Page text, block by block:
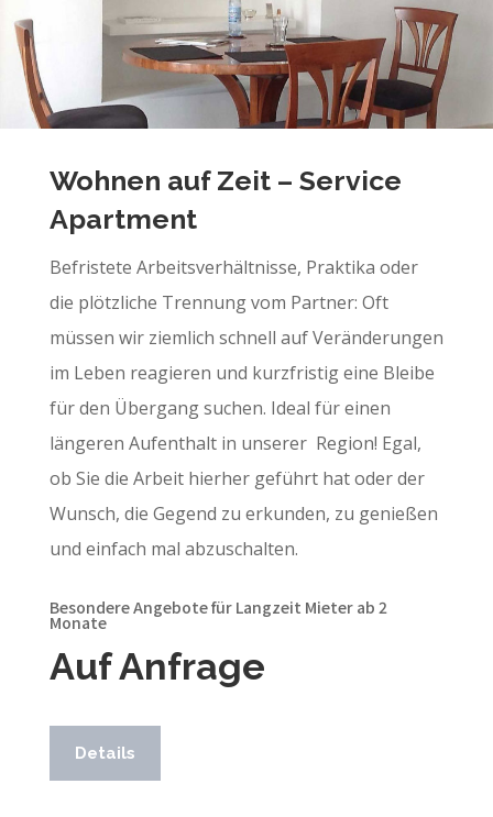
Wohnen auf Zeit – Service
Apartment
Befristete Arbeitsverhältnisse, Praktika oder
die plötzliche Trennung vom Partner: Oft
müssen wir ziemlich schnell auf Veränderungen
im Leben reagieren und kurzfristig eine Bleibe
für den Übergang suchen. Ideal für einen
längeren Aufenthalt in unserer Region! Egal,
ob Sie die Arbeit hierher geführt hat oder der
Wunsch, die Gegend zu erkunden, zu genießen
und einfach mal abzuschalten.
Besondere Angebote für Langzeit Mieter ab 2
Monate
Auf Anfrage
Details